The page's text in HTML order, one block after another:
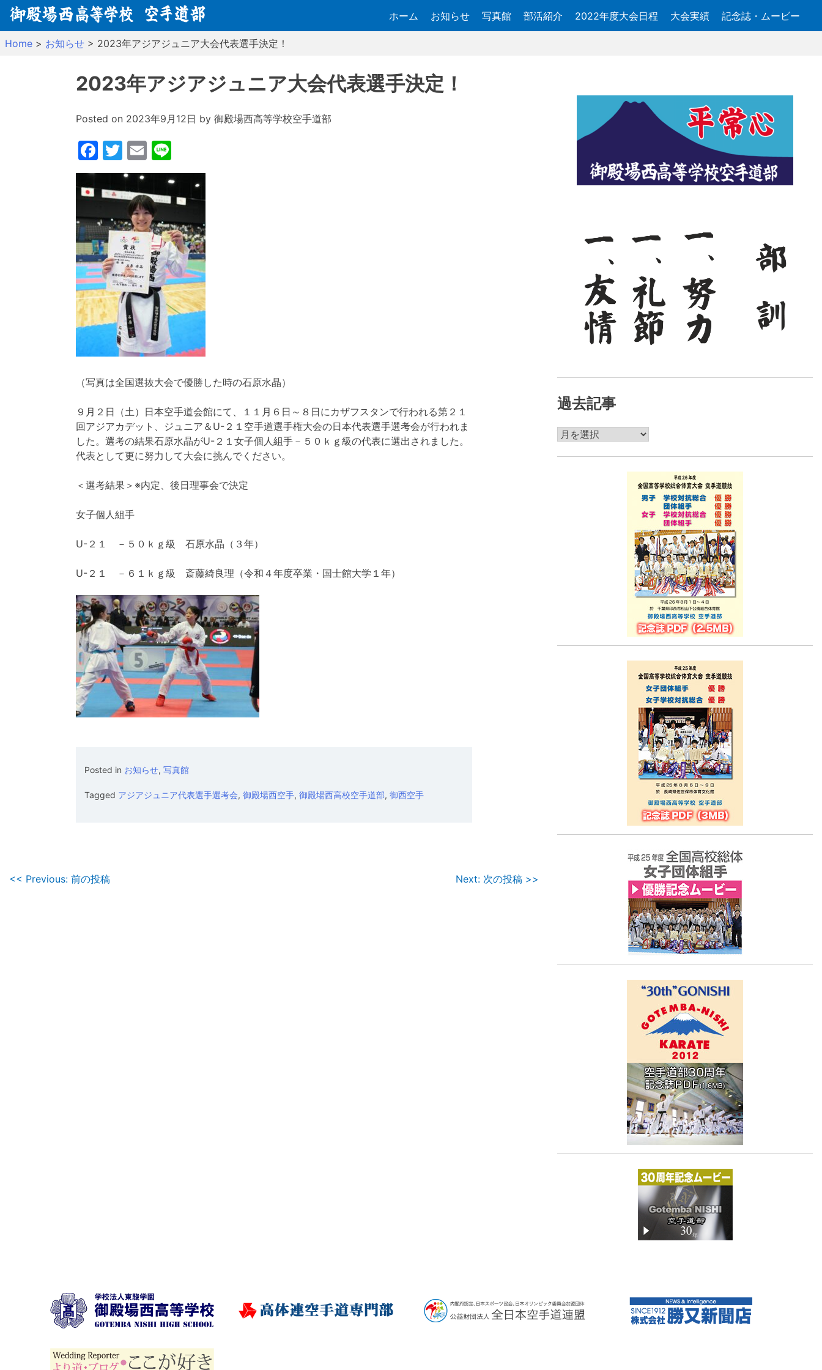
Skip
ホーム お知らせ 写真館 部活紹介 2022年度大会日程 大会実績 記念誌・ムービー
Home > お知らせ > 2023年アジアジュニア大会代表選手決定！
2023年アジアジュニア大会代表選手決定！
Posted on 2023年9月12日 by 御殿場西高等学校空手道部
Facebook
Twitter
Email
（写真は全国選抜大会で優勝した時の石原水晶）
９月２日（土）日本空手道会館にて、１１月６日～８日にカザフスタンで行われる第２１
回アジアカデット、ジュニア＆U-２１空手道選手権大会の日本代表選手選考会が行われま
した。選考の結果石原水晶がU-２１女子個人組手－５０ｋｇ級の代表に選出されました。
代表として更に努力して大会に挑んでください。
＜選考結果＞※内定、後日理事会で決定
女子個人組手
U-２１ －５０ｋｇ級 石原水晶（３年）
U-２１ －６１ｋｇ級 斎藤綺良理（令和４年度卒業・国士館大学１年）
Posted in お知らせ, 写真館
Tagged アジアジュニア代表選手選考会, 御殿場西空手, 御殿場西高校空手道部, 御西空手
投
<< Previous: 前の投稿 Next: 次の投稿 >>
過去記事
過